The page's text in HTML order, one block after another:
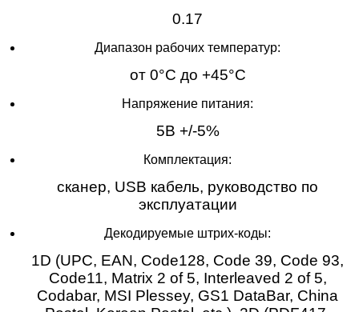
0.17
Диапазон рабочих температур:
от 0°C до +45°C
Напряжение питания:
5В +/-5%
Комплектация:
cканер, USB кабель, руководство по
эксплуатации
Декодируемые штрих-коды:
1D (UPC, EAN, Code128, Code 39, Code 93,
Code11, Matrix 2 of 5, Interleaved 2 of 5,
Codabar, MSI Plessey, GS1 DataBar, China